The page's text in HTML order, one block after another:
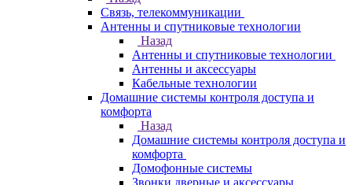
Связь, телекоммуникации
Антенны и спутниковые технологии
Назад
Антенны и спутниковые технологии
Антенны и аксессуары
Кабельные технологии
Домашние системы контроля доступа и
комфорта
Назад
Домашние системы контроля доступа и
комфорта
Домофонные системы
Звонки дверные и аксессуары